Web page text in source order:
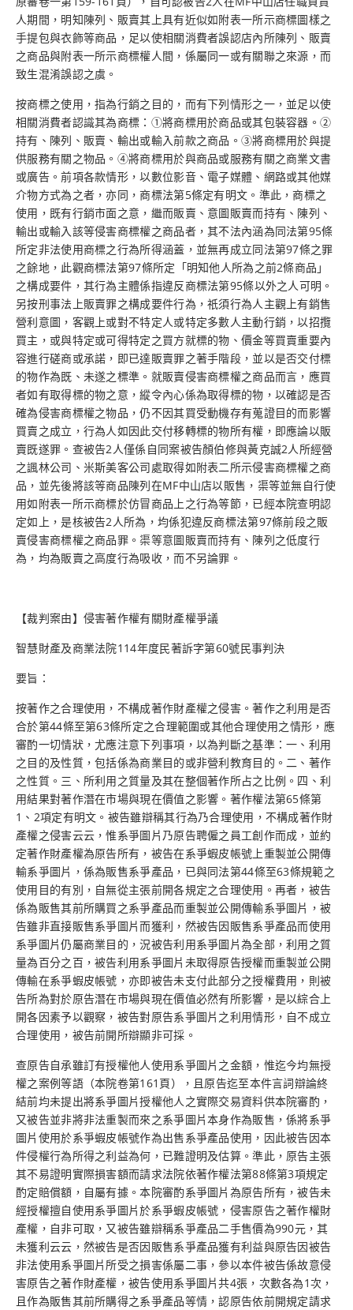
人期間，明知陳列、販賣其上具有近似如附表一所示商標圖樣之
手提包與衣飾等商品，足以使相關消費者誤認店內所陳列、販賣
之商品與附表一所示商標權人間，係屬同一或有關聯之來源，而
致生混淆誤認之虞。
按商標之使用，指為行銷之目的，而有下列情形之一，並足以使
相關消費者認識其為商標：①將商標用於商品或其包裝容器。②
持有、陳列、販賣、輸出或輸入前款之商品。③將商標用於與提
供服務有關之物品。④將商標用於與商品或服務有關之商業文書
或廣告。前項各款情形，以數位影音、電子媒體、網路或其他媒
介物方式為之者，亦同，商標法第5條定有明文。準此，商標之
使用，既有行銷市面之意，繼而販賣、意圖販賣而持有、陳列、
輸出或輸入該等侵害商標權之商品者，其不法內涵為同法第95條
所定非法使用商標之行為所得涵蓋，並無再成立同法第97條之罪
之餘地，此觀商標法第97條所定「明知他人所為之前2條商品」
之構成要件，其行為主體係指違反商標法第95條以外之人可明。
另按刑事法上販賣罪之構成要件行為，祇須行為人主觀上有銷售
營利意圖，客觀上或對不特定人或特定多數人主動行銷，以招攬
買主，或與特定或可得特定之買方就標的物、價金等買賣重要內
容進行磋商或承諾，即已達販賣罪之著手階段，並以是否交付標
的物作為既、未遂之標準。就販賣侵害商標權之商品而言，應買
者如有取得標的物之意，縱令內心係為取得標的物，以確認是否
確為侵害商標權之物品，仍不因其買受動機存有蒐證目的而影響
買賣之成立，行為人如因此交付移轉標的物所有權，即應論以販
賣既遂罪。查被告2人僅係自同案被告顏伯修與黃克誠2人所經營
之諷林公司、米斯美客公司處取得如附表二所示侵害商標權之商
品，並先後將該等商品陳列在MF中山店以販售，渠等並無自行使
用如附表一所示商標於仿冒商品上之行為等節，已經本院查明認
定如上，是核被告2人所為，均係犯違反商標法第97條前段之販
賣侵害商標權之商品罪。渠等意圖販賣而持有、陳列之低度行
為，均為販賣之高度行為吸收，而不另論罪。
【裁判案由】侵害著作權有關財產權爭議
智慧財產及商業法院114年度民著訴字第60號民事判決
要旨：
按著作之合理使用，不構成著作財產權之侵害。著作之利用是否
合於第44條至第63條所定之合理範圍或其他合理使用之情形，應
審酌一切情狀，尤應注意下列事項，以為判斷之基準：一、利用
之目的及性質，包括係為商業目的或非營利教育目的。二、著作
之性質。三、所利用之質量及其在整個著作所占之比例。四、利
用結果對著作潛在市場與現在價值之影響。著作權法第65條第
1、2項定有明文。被告雖辯稱其行為乃合理使用，不構成著作財
產權之侵害云云，惟系爭圖片乃原告聘僱之員工創作而成，並約
定著作財產權為原告所有，被告在系爭蝦皮帳號上重製並公開傳
輸系爭圖片，係為販售系爭產品，已與同法第44條至63條規範之
使用目的有別，自無從主張前開各規定之合理使用。再者，被告
係為販售其前所購買之系爭產品而重製並公開傳輸系爭圖片，被
告雖非直接販售系爭圖片而獲利，然被告因販售系爭產品而使用
系爭圖片仍屬商業目的，況被告利用系爭圖片為全部，利用之質
量為百分之百，被告利用系爭圖片未取得原告授權而重製並公開
傳輸在系爭蝦皮帳號，亦即被告未支付此部分之授權費用，則被
告所為對於原告潛在市場與現在價值必然有所影響，是以綜合上
開各因素予以觀察，被告對原告系爭圖片之利用情形，自不成立
合理使用，被告前開所辯顯非可採。
查原告自承雖訂有授權他人使用系爭圖片之金額，惟迄今均無授
權之案例等語（本院卷第161頁），且原告迄至本件言詞辯論終
結前均未提出將系爭圖片授權他人之實際交易資料供本院審酌，
又被告並非將非法重製而來之系爭圖片本身作為販售，係將系爭
圖片使用於系爭蝦皮帳號作為出售系爭產品使用，因此被告因本
件侵權行為所得之利益為何，已難證明及估算。準此，原告主張
其不易證明實際損害額而請求法院依著作權法第88條第3項規定
酌定賠償額，自屬有據。本院審酌系爭圖片為原告所有，被告未
經授權擅自使用系爭圖片於系爭蝦皮帳號，侵害原告之著作權財
產權，自非可取，又被告雖辯稱系爭產品二手售價為990元，其
未獲利云云，然被告是否因販售系爭產品獲有利益與原告因被告
非法使用系爭圖片所受之損害係屬二事，參以本件被告係故意侵
害原告之著作財產權，被告使用系爭圖片共4張，次數各為1次，
且作為販售其前所購得之系爭產品等情，認原告依前開規定請求